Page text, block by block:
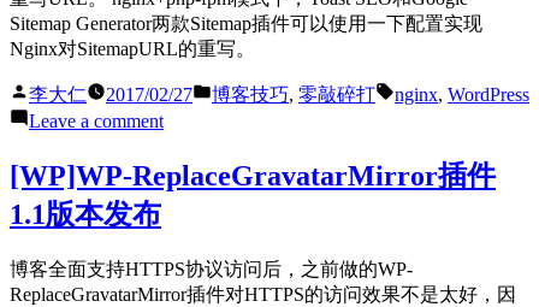
置”
Sitemap Generator两款Sitemap插件可以使用一下配置实现
Nginx对SitemapURL的重写。
Posted
by
李大仁 2017/02/27
Posted
博客技巧, 零敲碎打 Tags:
nginx, WordPress
Leave a commenton
wordpress
件
[WP]WP-ReplaceGravatarMirror插件
1.1版本发布
博客全面支持HTTPS协议访问后，之前做的WP-
ReplaceGravatarMirror插件对HTTPS的访问效果不是太好，因